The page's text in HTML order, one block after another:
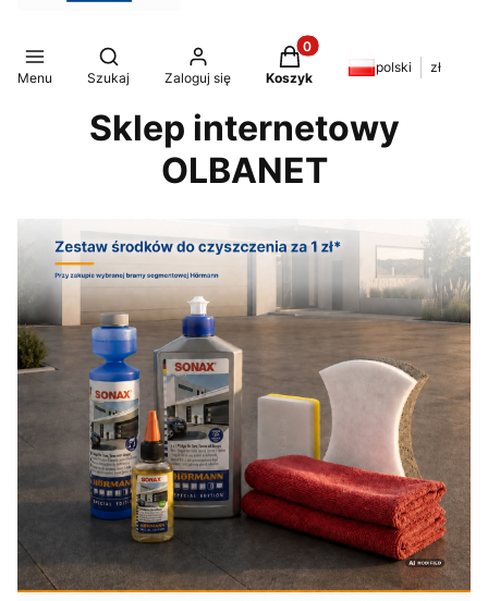
Menu
Otwórz wyszukiwarkę
Szukaj Zaloguj się
Produkty w koszyku: 0.
Koszyk
polski zł
Sklep internetowy
OLBANET